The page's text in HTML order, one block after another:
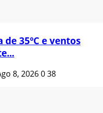
35ºC e ventos
8, 2026038